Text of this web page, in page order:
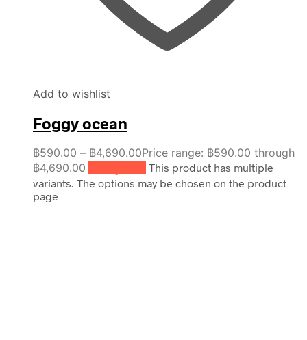
Add to wishlist
Foggy ocean
฿590.00 – ฿4,690.00Price range: ฿590.00 through
฿4,690.00
This product has multiple
variants. The options may be chosen on the product
page